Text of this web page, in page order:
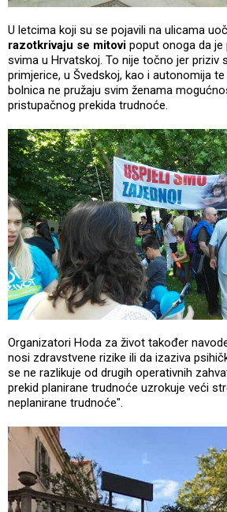
U letcima koji su se pojavili na ulicama
razotkrivaju se mitovi poput onoga da
svima u Hrvatskoj. To nije točno jer priziv
primjerice, u Švedskoj, kao i autonomija
bolnica ne pružaju svim ženama
pristupačnog prekida trudnoće.
Organizatori Hoda za život također
nosi zdravstvene rizike ili da izaziva
se ne razlikuje od drugih operativnih
prekid planirane trudnoće uzrokuje veći
neplanirane trudnoće".